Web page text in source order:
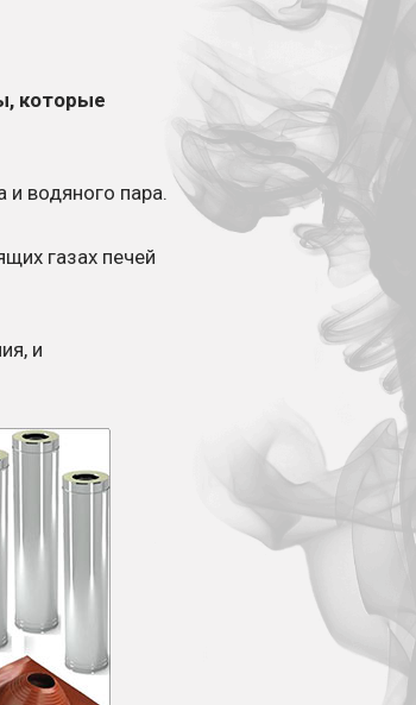
которые
и водяного пара.
газах печей
и